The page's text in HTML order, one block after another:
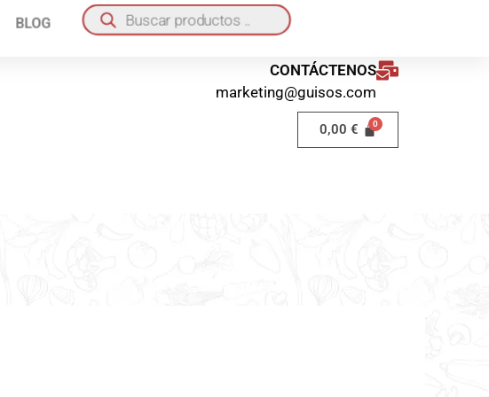
Pídelo aquí
CONTÁCTENOS
marketing@guisos.com
0,00€
BLOG